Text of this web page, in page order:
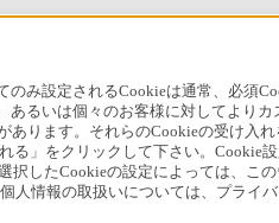
み設定されるCookieは通常、必須
るいは個々のお客様に対してよりカ
あります。それらのCookieの受け入れ
る」をクリックして下さい。Cookie
択したCookieの設定によっては、こ
人情報の取扱いについては、プライバ